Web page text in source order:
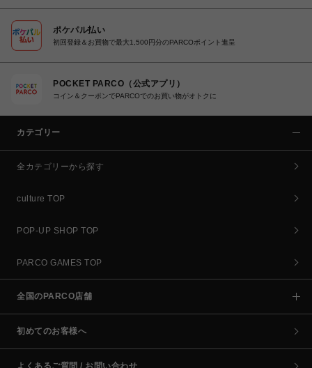
ポケパル払い
初回登録＆お買物で最大1,500円分のPARCOポイント進呈
POCKET PARCO（公式アプリ）
コイン＆クーポンでPARCOでのお買い物がオトクに
カテゴリー
全カテゴリーから探す
culture TOP
POP-UP SHOP TOP
PARCO GAMES TOP
全国のPARCO店舗
初めてのお客様へ